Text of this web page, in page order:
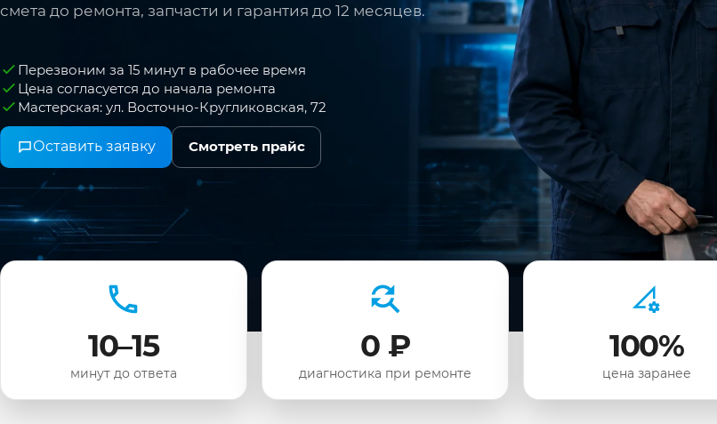
смета до ремонта, запчасти и гарантия до 12 месяцев.
Перезвоним за 15 минут в рабочее время
Цена согласуется до начала ремонта
Мастерская: ул. Восточно-Кругликовская, 72
Оставить заявку Смотреть прайс
10–15
минут до ответа
0 ₽
диагностика при ремонте
100%
цена заранее